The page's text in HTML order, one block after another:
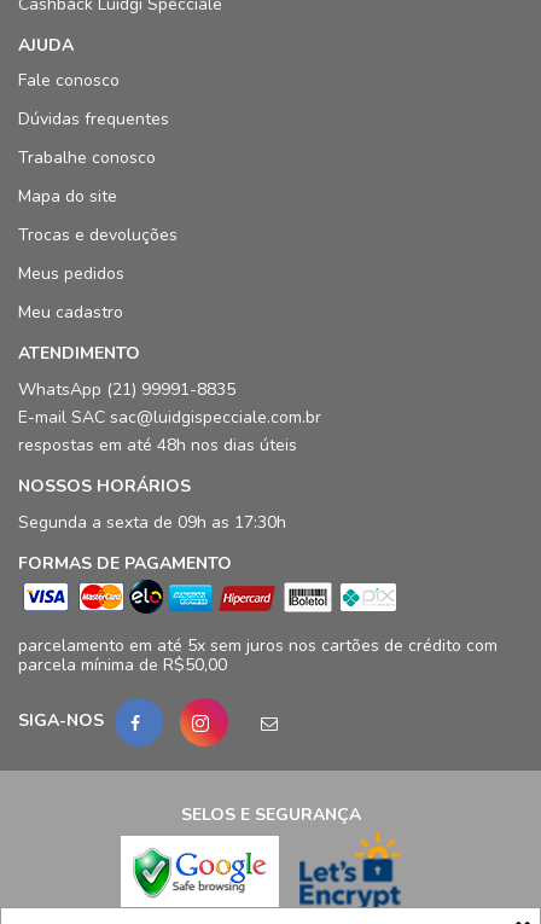
AJUDA
Fale conosco
Dúvidas frequentes
Trabalhe conosco
Mapa do site
Trocas e devoluções
Meus pedidos
Meu cadastro
ATENDIMENTO
WhatsApp (21) 99991-8835
E-mail SAC sac@luidgispecciale.com.br
respostas em até 48h nos dias úteis
NOSSOS HORÁRIOS
Segunda a sexta de 09h as 17:30h
FORMAS DE PAGAMENTO
parcelamento em até 5x sem juros nos cartões de crédito com
parcela mínima de R$50,00
SIGA-NOS
SELOS E SEGURANÇA